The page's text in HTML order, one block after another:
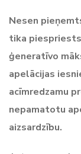
Nesen
tika
ģeneratīvo
apelācijas
acīmredzamu
nepamatotu
aizsardzību.